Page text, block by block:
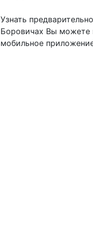
Узнать
Боровичах Вы можете
мобильное